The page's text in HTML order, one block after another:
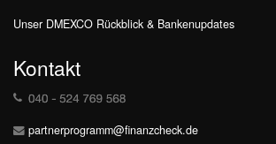
Unser DMEXCO Rückblick & Bankenupdates
Kontakt
partnerprogramm@finanzcheck.de